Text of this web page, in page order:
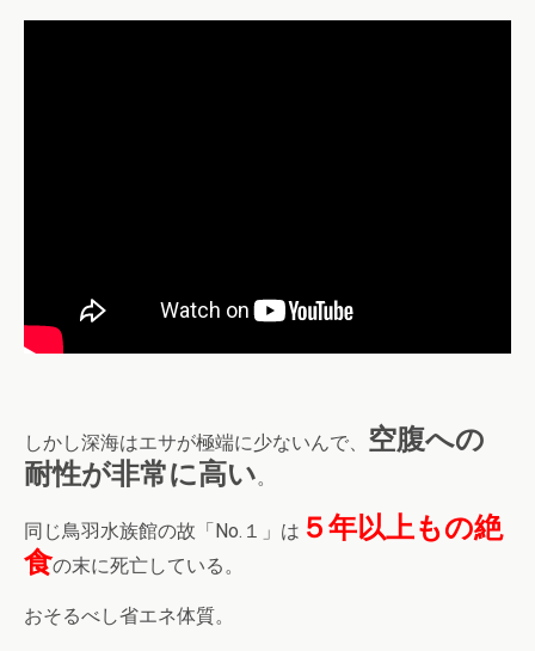
しかし深海はエサが極端に少ないんで、 空腹への
耐性が非常に高い。
同じ鳥羽水族館の故「No.１」は ５年以上もの絶
食の末に死亡している。
おそるべし省エネ体質。